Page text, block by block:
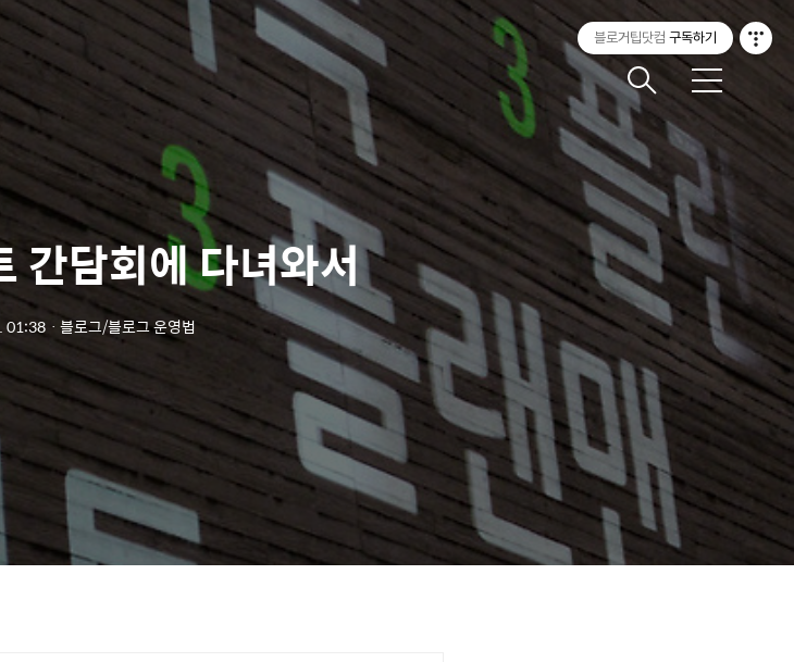
메
간담회에 다녀와서
01:38ㆍ 블로그/블로그 운영법
블로거팁닷컴 구독하기